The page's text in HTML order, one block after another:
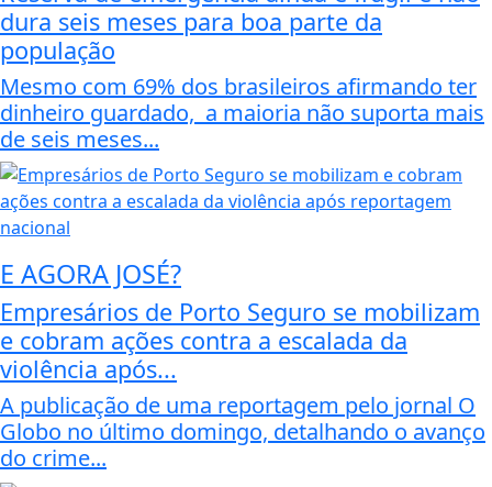
dura seis meses para boa parte da
população
Mesmo com 69% dos brasileiros afirmando ter
dinheiro guardado, a maioria não suporta mais
de seis meses...
E AGORA JOSÉ?
Empresários de Porto Seguro se mobilizam
e cobram ações contra a escalada da
violência após...
A publicação de uma reportagem pelo jornal O
Globo no último domingo, detalhando o avanço
do crime...